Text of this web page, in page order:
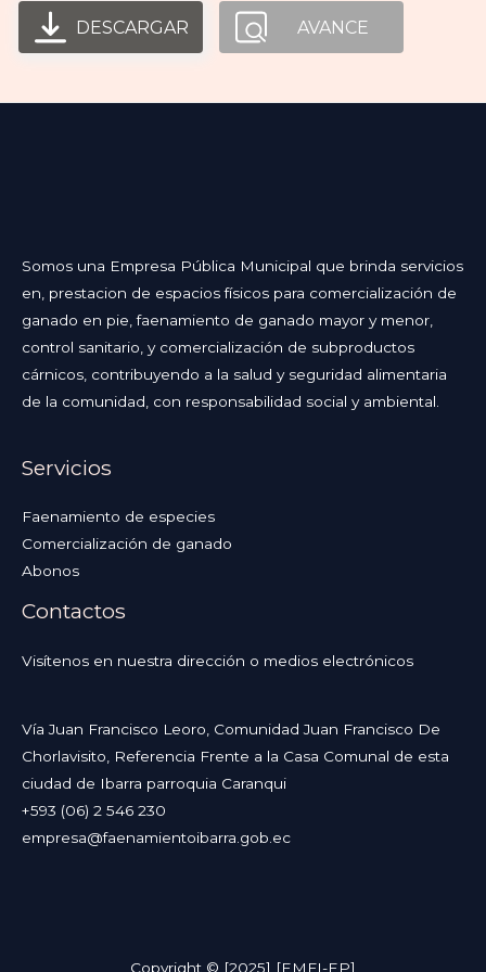
DESCARGAR AVANCE
Somos una Empresa Pública Municipal que brinda servicios
en, prestacion de espacios físicos para comercialización de
ganado en pie, faenamiento de ganado mayor y menor,
control sanitario, y comercialización de subproductos
cárnicos, contribuyendo a la salud y seguridad alimentaria
de la comunidad, con responsabilidad social y ambiental.
Servicios
Faenamiento de especies
Comercialización de ganado
Abonos
Contactos
Visítenos en nuestra dirección o medios electrónicos
Vía Juan Francisco Leoro, Comunidad Juan Francisco De
Chorlavisito, Referencia Frente a la Casa Comunal de esta
ciudad de Ibarra parroquia Caranqui
+593 (06) 2 546 230
empresa@faenamientoibarra.gob.ec
Copyright © [2025] [EMFI-EP]